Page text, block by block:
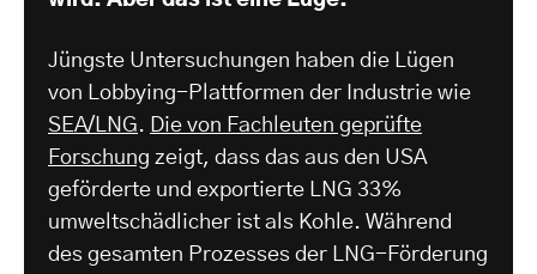
Jüngste Untersuchungen haben die Lügen
von Lobbying-Plattformen der Industrie wie
SEA/LNG. Die von Fachleuten geprüfte
Forschung zeigt, dass das aus den USA
geförderte und exportierte LNG 33%
umweltschädlicher ist als Kohle. Während
des gesamten Prozesses der LNG-Förderung